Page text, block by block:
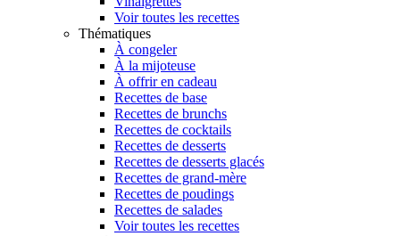
Voir toutes les recettes
Thématiques
À congeler
À la mijoteuse
À offrir en cadeau
Recettes de base
Recettes de brunchs
Recettes de cocktails
Recettes de desserts
Recettes de desserts glacés
Recettes de grand-mère
Recettes de poudings
Recettes de salades
Voir toutes les recettes